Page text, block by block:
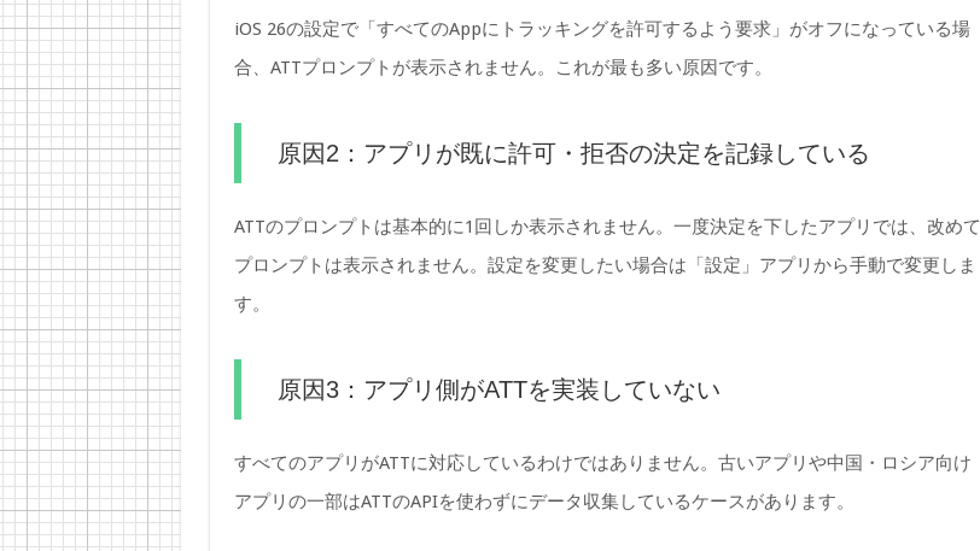
iOS 26の設定で「すべてのAppにトラッキングを許可するよう要求」がオフになっている場
合、ATTプロンプトが表示されません。これが最も多い原因です。
原因2：アプリが既に許可・拒否の決定を記録している
ATTのプロンプトは基本的に1回しか表示されません。一度決定を下したアプリでは、改めて
プロンプトは表示されません。設定を変更したい場合は「設定」アプリから手動で変更しま
す。
原因3：アプリ側がATTを実装していない
すべてのアプリがATTに対応しているわけではありません。古いアプリや中国・ロシア向け
アプリの一部はATTのAPIを使わずにデータ収集しているケースがあります。